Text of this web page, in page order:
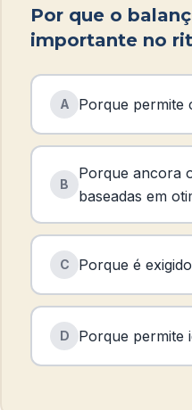
Por que o
importante no
A Porque permite
B
Porque ancora
baseadas em
C Porque é
D Porque permite